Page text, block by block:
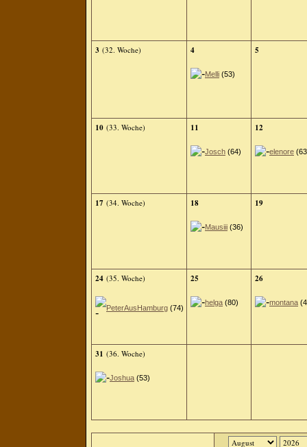
3 (32. Woche) 4
Melli (53)
5
10 (33. Woche) 11
Josch (64)
12
elenore
17 (34. Woche) 18
Mausiii (36)
19
24 (35. Woche)
PeterAusHamburg (74)
25
helga (80)
26
montana
31 (36. Woche)
Joshua (53)